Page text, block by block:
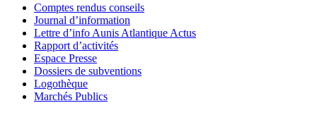
Comptes rendus conseils
Journal d’information
Lettre d’info Aunis Atlantique Actus
Rapport d’activités
Espace Presse
Dossiers de subventions
Logothèque
Marchés Publics